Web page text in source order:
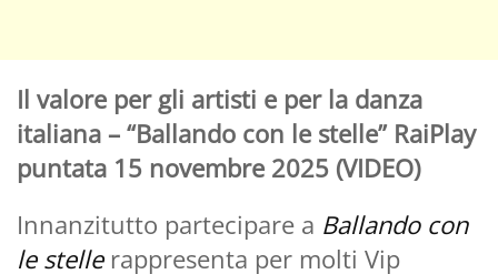
Il valore per gli artisti e per la danza
italiana – “Ballando con le stelle” RaiPlay
puntata 15 novembre 2025 (VIDEO)
Innanzitutto partecipare a Ballando con
le stellerappresenta per molti Vip